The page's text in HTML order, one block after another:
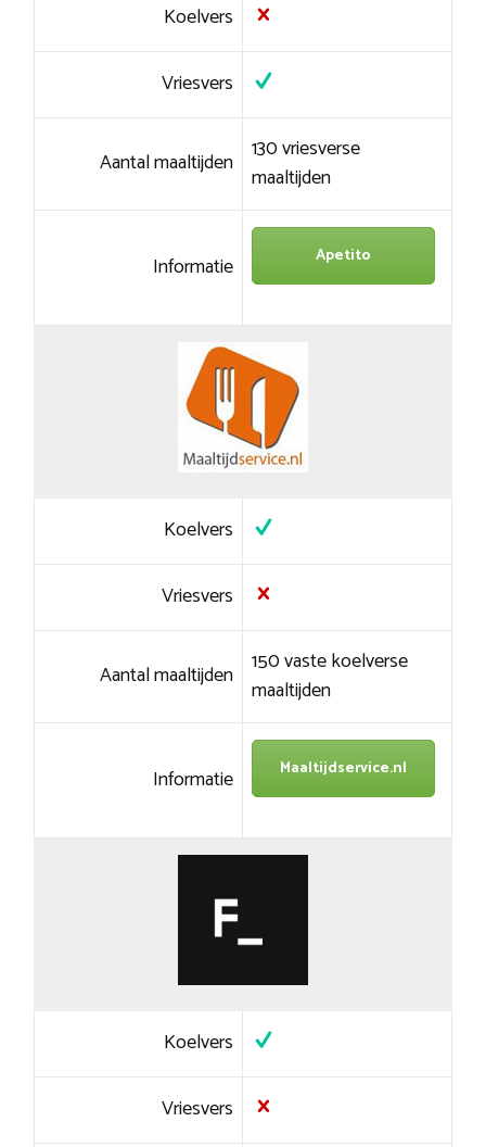
Koelvers
Vriesvers
Aantal maaltijden 130 vriesverse
maaltijden
Informatie Apetito
Koelvers
Vriesvers
Aantal maaltijden 150 vaste koelverse
maaltijden
Informatie Maaltijdservice.nl
Koelvers
Vriesvers